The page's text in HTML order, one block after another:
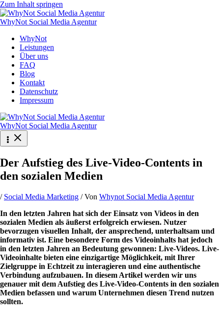
Zum Inhalt springen
WhyNot Social Media Agentur
WhyNot
Leistungen
Über uns
FAQ
Blog
Kontakt
Datenschutz
Impressum
WhyNot Social Media Agentur
Der Aufstieg des Live-Video-Contents in
den sozialen Medien
/ Social Media Marketing / Von Whynot Social Media Agentur
In den letzten Jahren hat sich der Einsatz von Videos in den
sozialen Medien als äußerst erfolgreich erwiesen. Nutzer
bevorzugen visuellen Inhalt, der ansprechend, unterhaltsam und
informativ ist. Eine besondere Form des Videoinhalts hat jedoch
in den letzten Jahren an Bedeutung gewonnen: Live-Videos. Live-
Videoinhalte bieten eine einzigartige Möglichkeit, mit Ihrer
Zielgruppe in Echtzeit zu interagieren und eine authentische
Verbindung aufzubauen. In diesem Artikel werden wir uns
genauer mit dem Aufstieg des Live-Video-Contents in den sozialen
Medien befassen und warum Unternehmen diesen Trend nutzen
sollten.